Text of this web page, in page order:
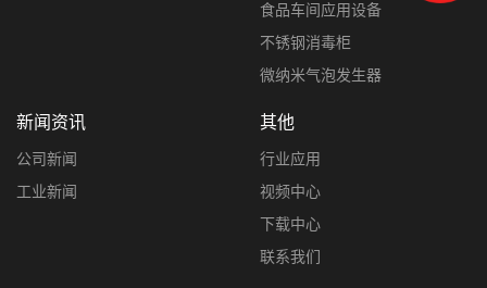
食品车间应用设备
不锈钢消毒柜
微纳米气泡发生器
新闻资讯
公司新闻
工业新闻
其他
行业应用
视频中心
下载中心
联系我们